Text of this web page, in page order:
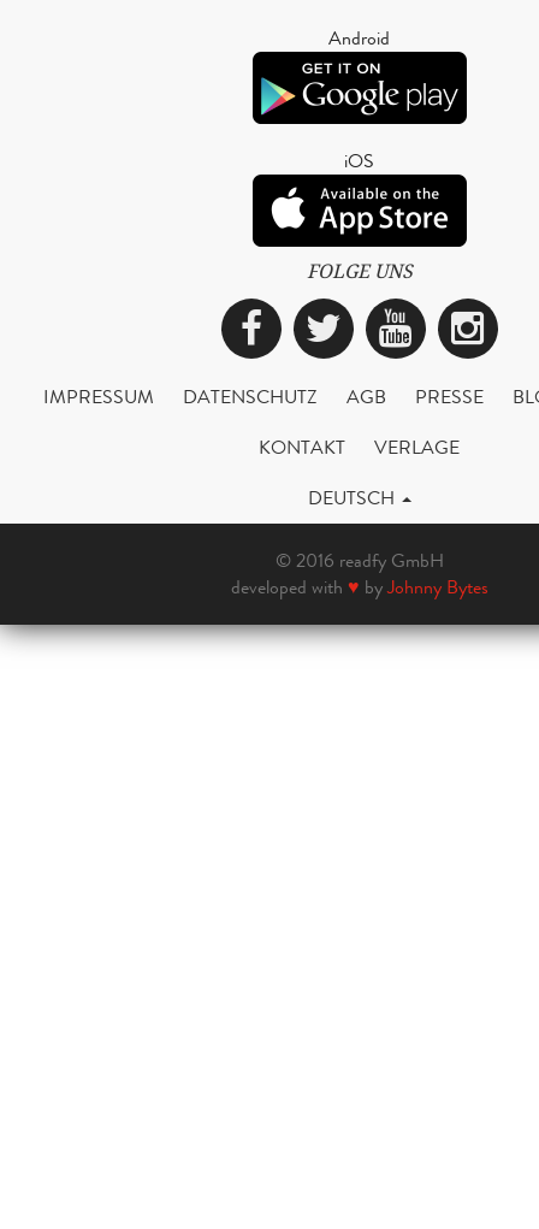
Android
iOS
FOLGE UNS
Facebook
Twitter
IMPRESSUM DATENSCHUTZ AGB PRESSE
KONTAKT
VERLAGE
DEUTSCH
© 2016 readfy GmbH
developed with ♥ byJohnny Bytes